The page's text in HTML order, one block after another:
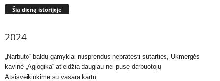
Šią dieną istorijoje
2024
„Narbuto“ baldų gamyklai nusprendus nepratęsti sutarties, Ukmergės
kavinė „Agjogika“ atleidžia daugiau nei pusę darbuotojų
Atsisveikinkime su vasara kartu